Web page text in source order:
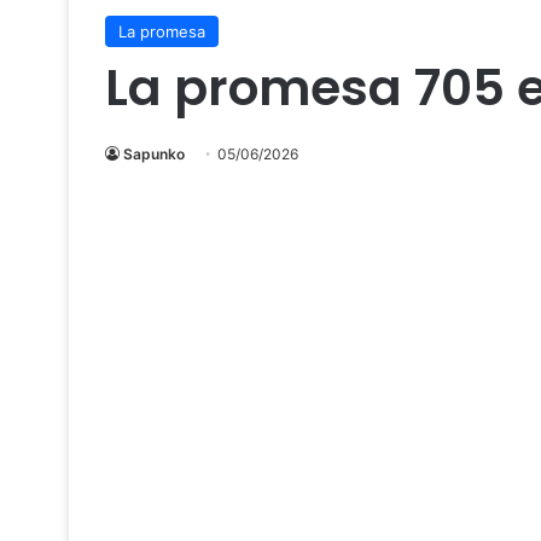
La promesa
La promesa 705
Sapunko 05/06/2026